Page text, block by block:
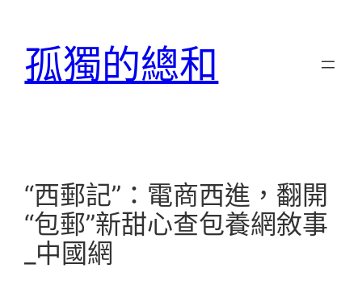
孤獨的總和
“西郵記”：電商西進，翻開
“包郵”新甜心查包養網敘事
_中國網